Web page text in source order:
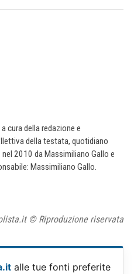
cura della redazione e
della testata, quotidiano
2010 da Massimiliano Gallo e
Massimiliano Gallo.
© Riproduzione riservata
alle tue fonti preferite